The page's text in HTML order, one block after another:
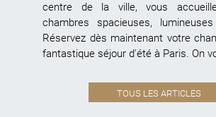
centre de la ville, vous
chambres spacieuses,
Réservez dès maintenant votre
fantastique séjour d'été à Paris. On
TOUS LES ARTICLES